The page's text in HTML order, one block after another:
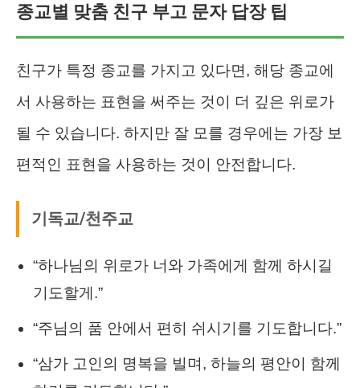
종교별 맞춤 친구 부고 문자 답장 팁
친구가 특정 종교를 가지고 있다면, 해당 종교에
서 사용하는 표현을 써주는 것이 더 깊은 위로가
될 수 있습니다. 하지만 잘 모를 경우에는 가장 보
편적인 표현을 사용하는 것이 안전합니다.
기독교/천주교
“하나님의 위로가 너와 가족에게 함께 하시길
기도할게.”
“주님의 품 안에서 편히 쉬시기를 기도합니다.”
“삼가 고인의 명복을 빌며, 하늘의 평안이 함께